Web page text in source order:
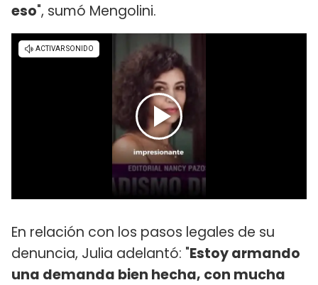
eso", sumó Mengolini.
En relación con los pasos legales de su
denuncia, Julia adelantó: "Estoy armando
una demanda bien hecha, con mucha